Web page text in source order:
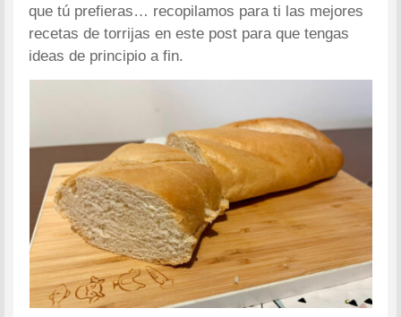
que tú prefieras… recopilamos para ti las mejores
recetas de torrijas en este post para que tengas
ideas de principio a fin.